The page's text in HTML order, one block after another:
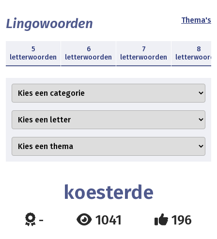
Lingowoorden Thema's
5
letterwoorden
6
letterwoorden
7
letterwoorden
8
koesterde
- 1041 196